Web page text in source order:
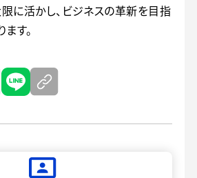
に活かし、ビジネスの革新を目指
す。